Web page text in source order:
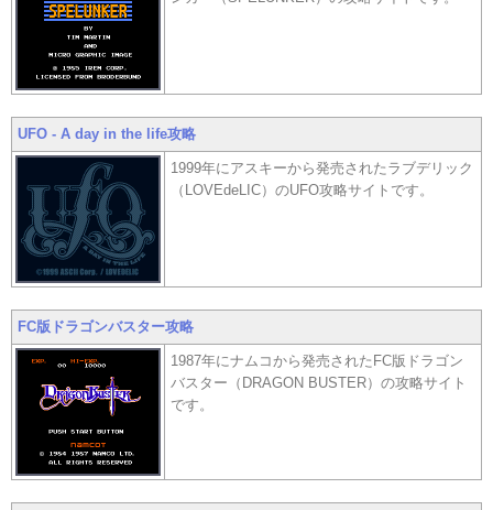
UFO - A day in the life攻略
1999年にアスキーから発売されたラブデリック
（LOVEdeLIC）のUFO攻略サイトです。
FC版ドラゴンバスター攻略
1987年にナムコから発売されたFC版ドラゴン
バスター（DRAGON BUSTER）の攻略サイト
です。